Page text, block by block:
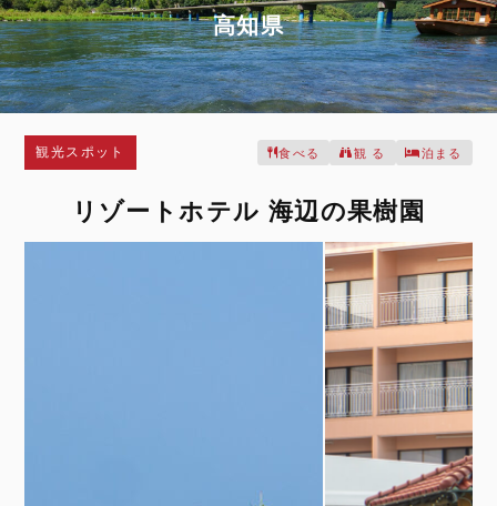
高知県
観光スポット 食べる 観 る 泊まる
リゾートホテル 海辺の果樹園